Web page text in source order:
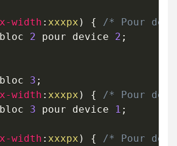
width : xxxpx ) {
/* Pour
2 pour device 2 ;
3 ;
width : xxxpx ) {
/* Pour
3 pour device 1 ;
width : xxxpx ) {
/* Pour